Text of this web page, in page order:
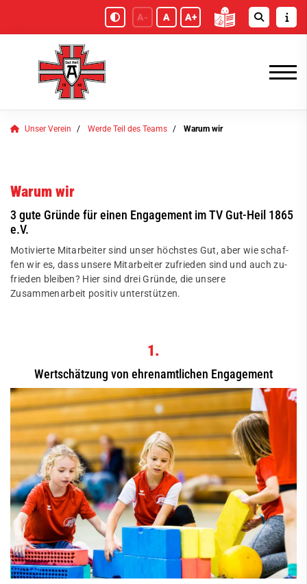
A- A A+
Unser Verein Werde Teil des Teams Warum wir
Warum wir
3 gute Gründe für einen Engagement im TV Gut-Heil 1865
e.V.
Motivierte Mitarbeiter sind unser höchstes Gut, aber wie schaf­
fen wir es, dass un­se­re Mit­ar­bei­ter zu­frie­den sind und auch zu­
frie­den blei­ben? Hier sind drei Gründe, die unsere
Zusammenarbeit positiv unterstützen.
1.
Wertschätzung von ehrenamtlichen Engagement